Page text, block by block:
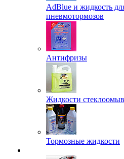
AdBlue и жидкость
пневмотормозов
Антифризы
Жидкости
Тормозные жидкости